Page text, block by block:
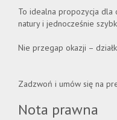
To idealna propozycja dla
natury i jednocześnie
Nie przegap okazji –
Zadzwoń i umów się na
Nota prawna